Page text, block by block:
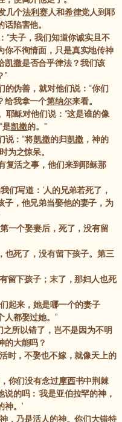
几个法利赛人和希律党人到耶
陷害他。
“夫子，我们知道你诚实且不
你不徇情面，只是真实地传神
凯撒是否合乎律法？我们该
”
的伪善，就对他们说：“你们
给我拿一个第纳尔来看。
耶稣对他们说：“这是谁的像
是凯撒的。”
说：“将凯撒的归凯撒 ，神的
为之惊呆。
复活之事，他们来到耶稣那
们写道：‘人的兄弟若死了，
子，他兄弟当娶他的妻子，为
一个娶妻后，死了，没有留
也死了，没有留下孩子。第三
留下孩子；末了，那妇人也死
起来，她是哪一个的妻子
人都娶过她。”
之所以错了，岂不是因为不明
的大能吗？
时，不娶也不嫁，就像天上的
你们没有念过摩西书中荆棘
的吗：‘我是亚伯拉罕的神，
神。’
，乃是活人的神。你们大错特